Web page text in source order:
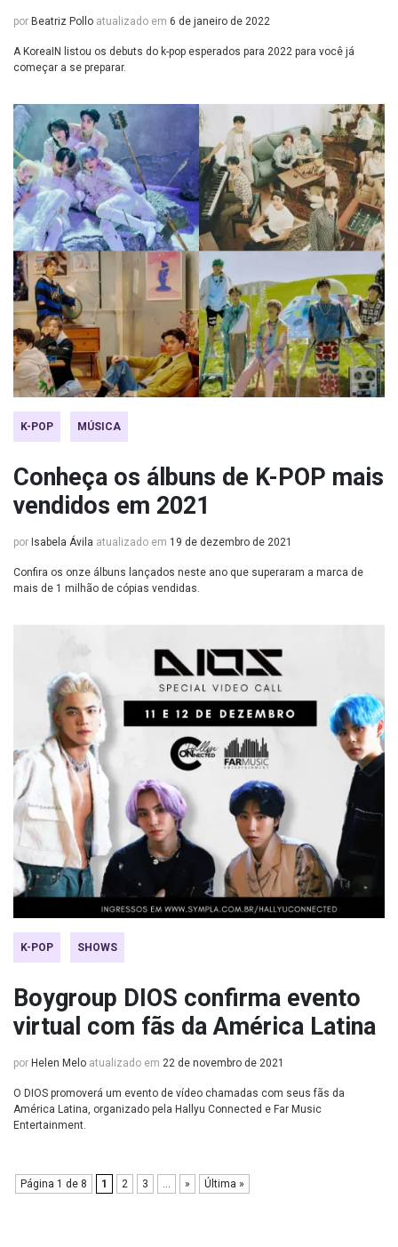
por Beatriz Pollo atualizado em 6 de janeiro de 2022
A KoreaIN listou os debuts do k-pop esperados para 2022 para você já
começar a se preparar.
K-POP MÚSICA
Conheça os álbuns de K-POP mais
vendidos em 2021
por Isabela Ávila atualizado em 19 de dezembro de 2021
Confira os onze álbuns lançados neste ano que superaram a marca de
mais de 1 milhão de cópias vendidas.
K-POP SHOWS
Boygroup DIOS confirma evento
virtual com fãs da América Latina
por Helen Melo atualizado em 22 de novembro de 2021
O DIOS promoverá um evento de vídeo chamadas com seus fãs da
América Latina, organizado pela Hallyu Connected e Far Music
Entertainment.
Página 1 de 8 1 2 3 ... » Última »